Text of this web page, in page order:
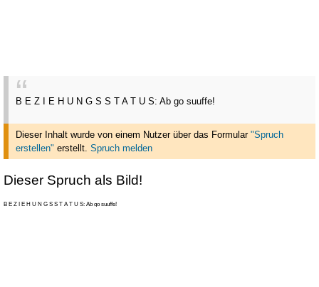
B E Z I E H U N G S S T A T U S: Ab go suuffe!
Dieser Inhalt wurde von einem Nutzer über das Formular "Spruch
erstellen" erstellt. Spruch melden
Dieser Spruch als Bild!
B E Z I E H U N G S S T A T U S: Ab go suuffe!